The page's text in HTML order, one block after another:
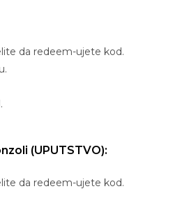
da redeem-ujete kod.
.
(UPUTSTVO):
da redeem-ujete kod.